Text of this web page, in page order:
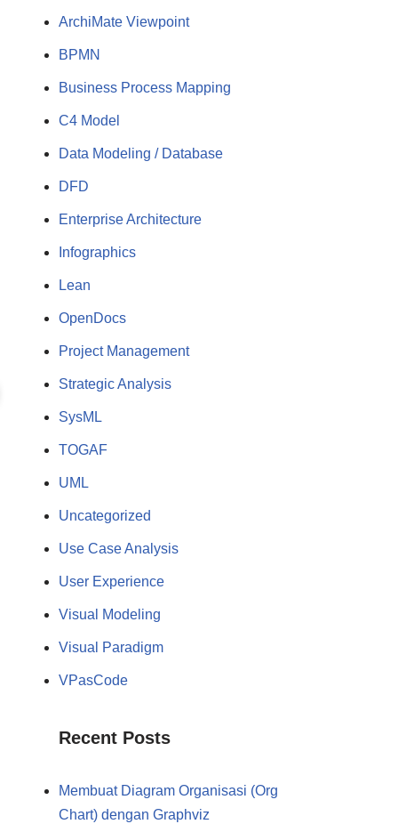
ArchiMate Viewpoint
BPMN
Business Process Mapping
C4 Model
Data Modeling / Database
DFD
Enterprise Architecture
Infographics
Lean
OpenDocs
Project Management
Strategic Analysis
SysML
TOGAF
UML
Uncategorized
Use Case Analysis
User Experience
Visual Modeling
Visual Paradigm
VPasCode
Recent Posts
Membuat Diagram Organisasi (Org
Chart) dengan Graphviz